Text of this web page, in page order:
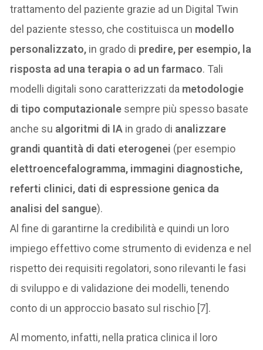
trattamento del paziente grazie ad un Digital Twin
del paziente stesso, che costituisca un modello
personalizzato, in grado di predire, per esempio, la
risposta ad una terapia o ad un farmaco. Tali
modelli digitali sono caratterizzati da metodologie
di tipo computazionale sempre più spesso basate
anche su algoritmi di IA in grado di analizzare
grandi quantità di dati eterogenei (per esempio
elettroencefalogramma, immagini diagnostiche,
referti clinici, dati di espressione genica da
analisi del sangue).
Al fine di garantirne la credibilità e quindi un loro
impiego effettivo come strumento di evidenza e nel
rispetto dei requisiti regolatori, sono rilevanti le fasi
di sviluppo e di validazione dei modelli, tenendo
conto di un approccio basato sul rischio [7].
Al momento, infatti, nella pratica clinica il loro